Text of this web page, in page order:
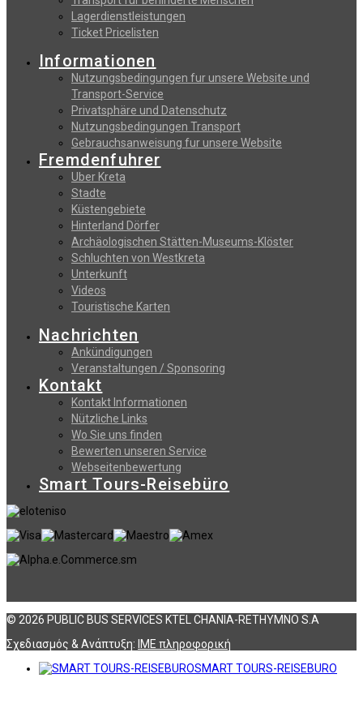
Lagerdienstleistungen
Ticket Pricelisten
Informationen
Nutzungsbedingungen fur unsere Website und
Transport-Service
Privatsphäre und Datenschutz
Nutzungsbedingungen Transport
Gebrauchsanweisung fur unsere Website
Fremdenfuhrer
Uber Kreta
Stadte
Küstengebiete
Hinterland Dörfer
Archäologischen Stätten-Museums-Klöster
Schluchten von Westkreta
Unterkunft
Videos
Touristische Karten
Nachrichten
Ankündigungen
Veranstaltungen / Sponsoring
Kontakt
Kontakt Informationen
Nützliche Links
Wo Sie uns finden
Bewerten unseren Service
Webseitenbewertung
Smart Tours-Reisebüro
© 2026 PUBLIC BUS SERVICES KTEL CHANIA-RETHYMNO S.A
Σχεδιασμός & Ανάπτυξη: ΙΜΕ πληροφορική
SMART TOURS-REISEBURO